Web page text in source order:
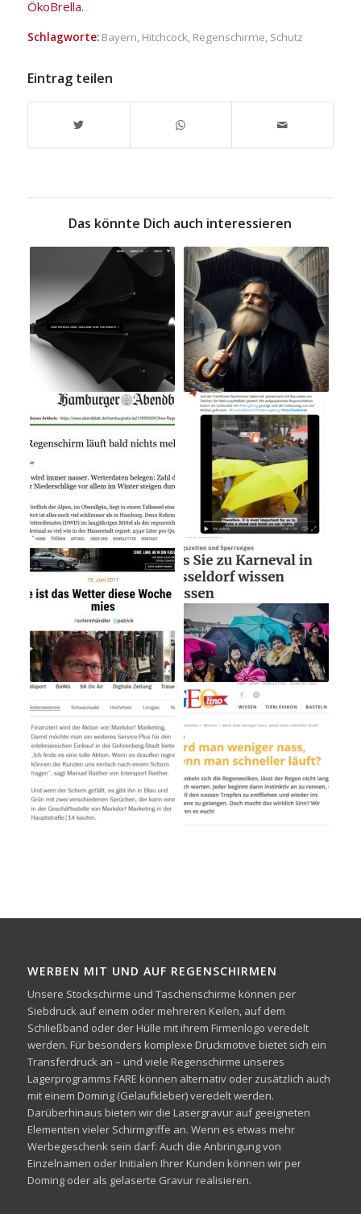
ÖkoBrella.
Schlagworte: Bayern Hitchcock Regenschirme Schutz
Eintrag teilen
Das könnte Dich auch interessieren
WERBEN MIT UND AUF REGENSCHIRMEN
Unsere Stockschirme und Taschenschirme können per
Siebdruck auf einem oder mehreren Keilen, auf dem
Schließband oder der Hülle mit ihrem Firmenlogo veredelt
werden. Für besonders komplexe Druckmotive bietet sich ein
Transferdruck an – und viele Regenschirme unseres
Lagerprogramms FARE können alternativ oder zusätzlich auch
mit einem Doming (Gelaufkleber) veredelt werden.
Darüberhinaus bieten wir die Lasergravur auf geeigneten
Elementen vieler Schirmgriffe an. Wenn es etwas mehr
Werbegeschenk sein darf: Auch die Anbringung von
Einzelnamen oder Initialen Ihrer Kunden können wir per
Doming oder als gelaserte Gravur realisieren.